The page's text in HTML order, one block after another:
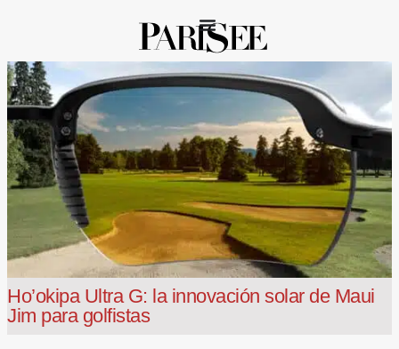
Ho’okipa Ultra G: la innovación solar de Maui
Jim para golfistas